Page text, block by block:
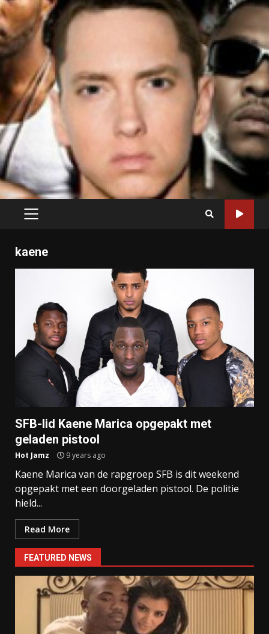
PRIMARY
kaene
SFB-lid Kaene Marica opgepakt met
geladen pistool
Hot Jamz 9 years ago
Kaene Marica van de rapgroep SFB is dit weekend
opgepakt met een doorgeladen pistool. De politie
hield...
Read More
FEATURED NEWS